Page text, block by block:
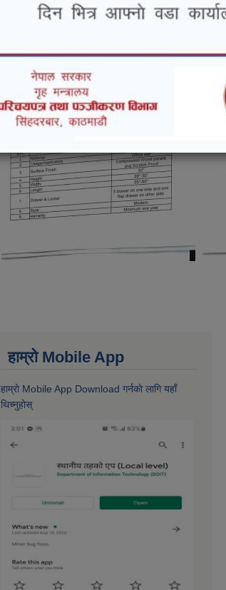
हाम्राे Mobile App
हाम्राे Mobile App Download गर्नकाे लागि यहाँ
थिच्नुहोस्‌